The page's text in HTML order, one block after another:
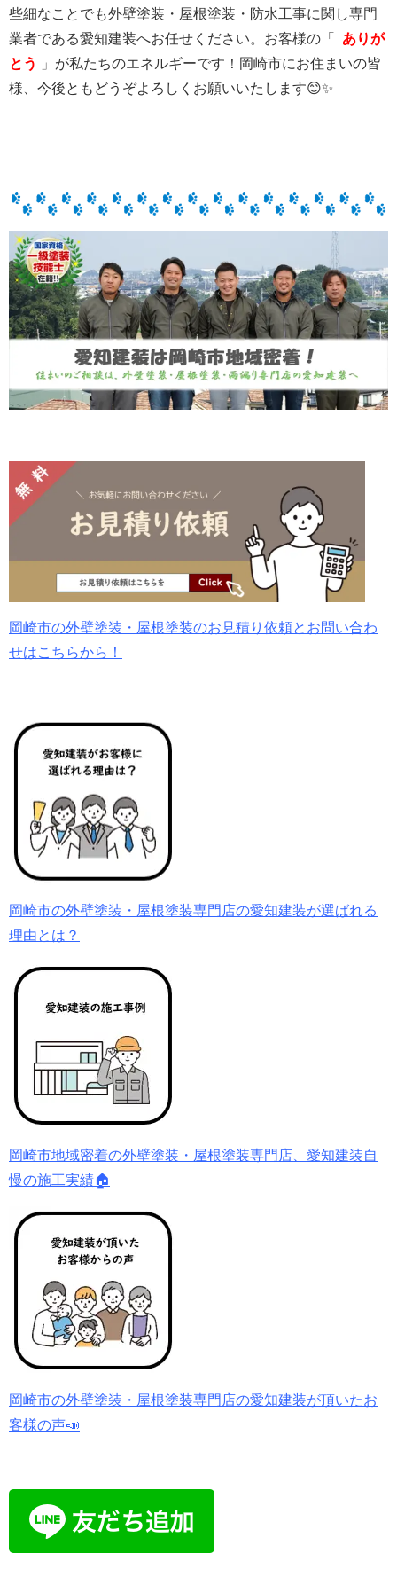
些細なことでも外壁塗装・屋根塗装・防水工事に関し専門
業者である愛知建装へお任せください。 お客様の「
ありが
とう
」 が私たちのエネルギーです！ 岡崎市にお住まいの皆
様、 今後ともどうぞよろしくお願いいたします😊✨
岡崎市の外壁塗装・屋根塗装のお見積り依頼とお問い合わ
せはこちらから！
岡崎市の外壁塗装・屋根塗装専門店の愛知建装が選ばれる
理由とは？
岡崎市地域密着の外壁塗装・屋根塗装専門店、愛知建装自
慢の施工実績🏠
岡崎市の外壁塗装・屋根塗装専門店の愛知建装が頂いたお
客様の声📣